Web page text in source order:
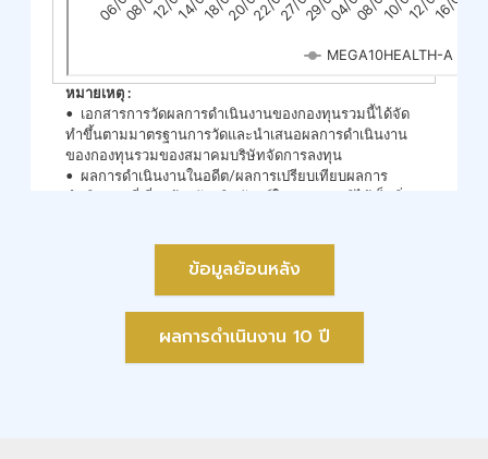
ข้อมูลย้อนหลัง
ผลการดำเนินงาน 10 ปี